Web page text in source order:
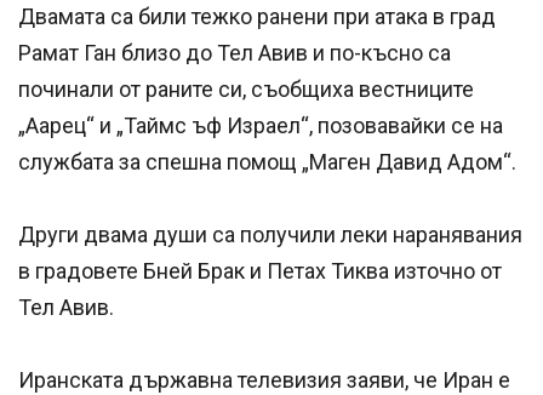
Двамата са били тежко ранени при атака в град
Рамат Ган близо до Тел Авив и по-късно са
починали от раните си, съобщиха вестниците
„Аарец“ и „Таймс ъф Израел“, позовавайки се на
службата за спешна помощ „Маген Давид Адом“.
Други двама души са получили леки наранявания
в градовете Бней Брак и Петах Тиква източно от
Тел Авив.
Иранската държавна телевизия заяви, че Иран е